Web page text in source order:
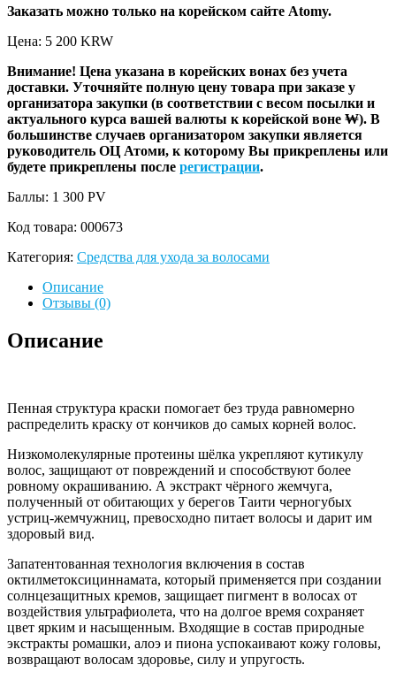
Заказать можно только на корейском сайте Atomy.
Цена: 5 200 KRW
Внимание! Цена указана в корейских вонах без учета
доставки. Уточняйте полную цену товара при заказе у
организатора закупки (в соответствии с весом посылки и
актуального курса вашей валюты к корейской воне ₩). В
большинстве случаев организатором закупки является
руководитель ОЦ Атоми, к которому Вы прикреплены или
будете прикреплены после регистрации.
Баллы: 1 300 PV
Код товара: 000673
Категория: Средства для ухода за волосами
Описание
Отзывы (0)
Описание
Пенная структура краски помогает без труда равномерно
распределить краску от кончиков до самых корней волос.
Низкомолекулярные протеины шёлка укрепляют кутикулу
волос, защищают от повреждений и способствуют более
ровному окрашиванию. А экстракт чёрного жемчуга,
полученный от обитающих у берегов Таити черногубых
устриц-жемчужниц, превосходно питает волосы и дарит им
здоровый вид.
Запатентованная технология включения в состав
октилметоксициннамата, который применяется при создании
солнцезащитных кремов, защищает пигмент в волосах от
воздействия ультрафиолета, что на долгое время сохраняет
цвет ярким и насыщенным. Входящие в состав природные
экстракты ромашки, алоэ и пиона успокаивают кожу головы,
возвращают волосам здоровье, силу и упругость.